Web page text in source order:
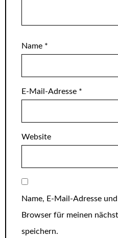
Name *
E-Mail-Adresse *
Website
Name, E-Mail-Adresse
Browser für meinen
speichern.